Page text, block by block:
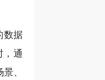
数据
，通
、